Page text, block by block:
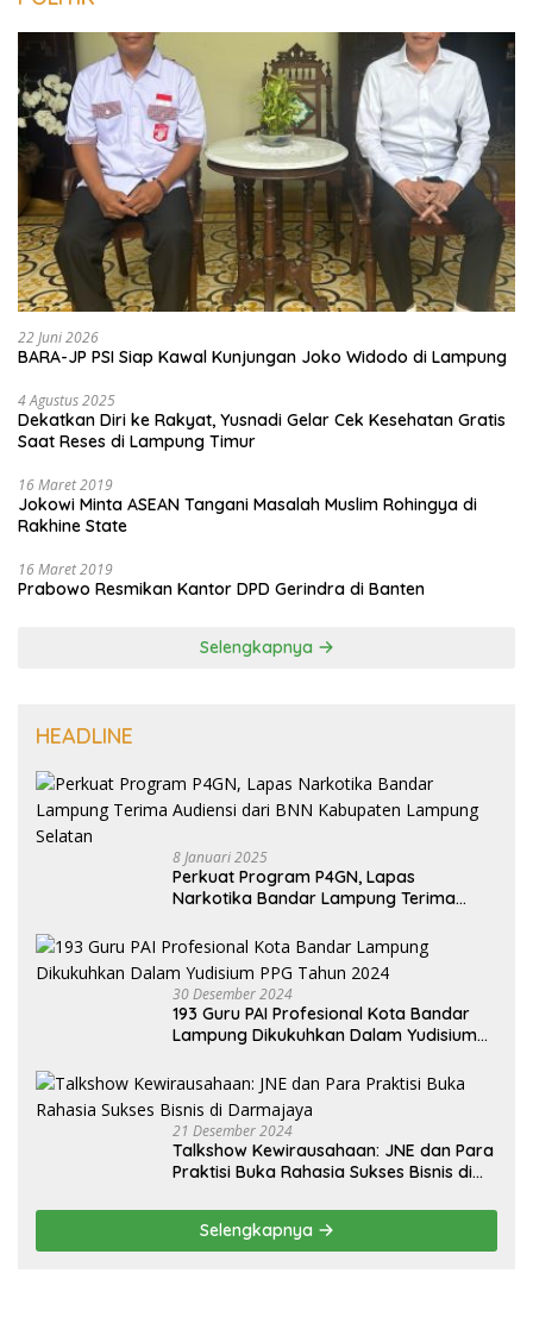
22 Juni 2026
BARA-JP PSI Siap Kawal Kunjungan Joko Widodo di Lampung
4 Agustus 2025
Dekatkan Diri ke Rakyat, Yusnadi Gelar Cek Kesehatan Gratis
Saat Reses di Lampung Timur
16 Maret 2019
Jokowi Minta ASEAN Tangani Masalah Muslim Rohingya di
Rakhine State
16 Maret 2019
Prabowo Resmikan Kantor DPD Gerindra di Banten
Selengkapnya
HEADLINE
8 Januari 2025
Perkuat Program P4GN, Lapas
Narkotika Bandar Lampung Terima
Selatan
30 Desember 2024
193 Guru PAI Profesional Kota Bandar
Lampung Dikukuhkan Dalam Yudisium
21 Desember 2024
Talkshow Kewirausahaan: JNE dan Para
Praktisi Buka Rahasia Sukses Bisnis di
Selengkapnya